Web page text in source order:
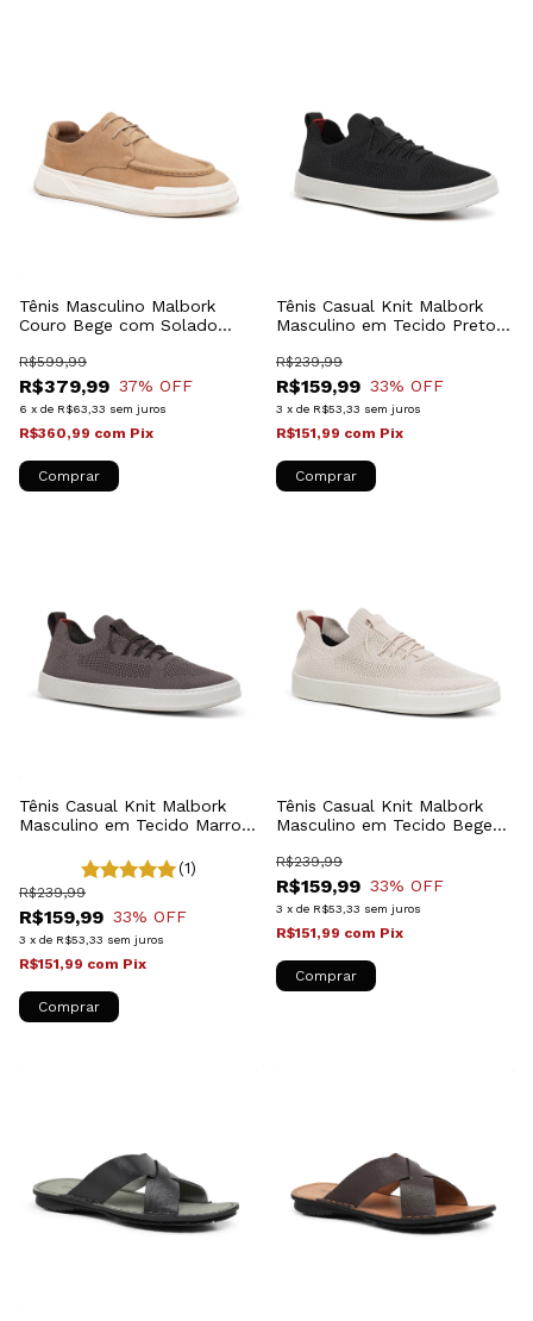
Tênis Masculino Malbork
Couro Bege com Solado
R$379,99
R$599,99
37% OFF
6 x de R$63,33 sem juros
R$360,99 com Pix
Comprar
Tênis Casual Knit Malbork
Masculino em Tecido Preto
R$159,99
R$239,99
33% OFF
3 x de R$53,33 sem juros
R$151,99 com Pix
Comprar
Tênis Casual Knit Malbork
Masculino em Tecido Marrom
(1)
R$159,99
R$239,99
33% OFF
3 x de R$53,33 sem juros
R$151,99 com Pix
Comprar
Tênis Casual Knit Malbork
Masculino em Tecido Bege
R$159,99
R$239,99
33% OFF
3 x de R$53,33 sem juros
R$151,99 com Pix
Comprar